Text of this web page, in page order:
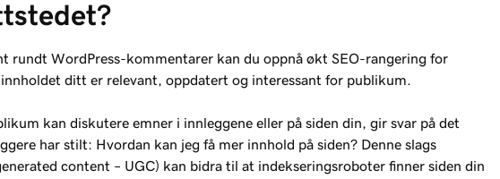
rundt WordPress-kommentarer kan du oppnå økt SEO-rangering for
ditt er relevant, oppdatert og interessant for publikum.
kan diskutere emner i innleggene eller på siden din, gir svar på det
har stilt: Hvordan kan jeg få mer innhold på siden? Denne slags
content – UGC) kan bidra til at indekseringsroboter finner siden din